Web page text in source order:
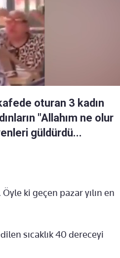
oturan 3 kadın
"Allahım ne olur
güldürdü...
ki geçen pazar yılın en
sıcaklık 40 dereceyi